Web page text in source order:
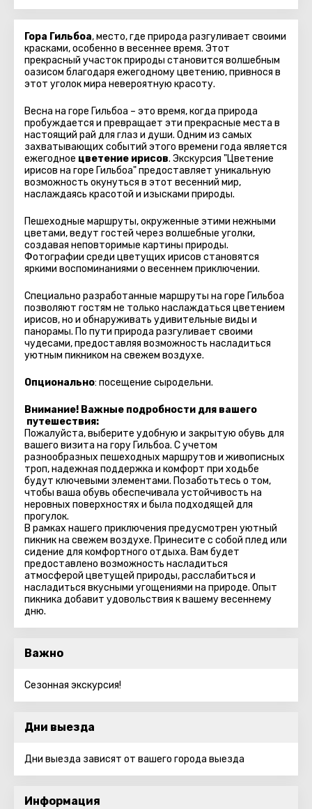
Гора Гильбоа, место, где природа разгуливает своими
красками, особенно в весеннее время. Этот
прекрасный участок природы становится волшебным
оазисом благодаря ежегодному цветению, привнося в
этот уголок мира невероятную красоту.
Весна на горе Гильбоа – это время, когда природа
пробуждается и превращает эти прекрасные места в
настоящий рай для глаз и души. Одним из самых
захватывающих событий этого времени года является
ежегодное цветение ирисов. Экскурсия "Цветение
ирисов на горе Гильбоа" предоставляет уникальную
возможность окунуться в этот весенний мир,
наслаждаясь красотой и изысками природы.
Пешеходные маршруты, окруженные этими нежными
цветами, ведут гостей через волшебные уголки,
создавая неповторимые картины природы.
Фотографии среди цветущих ирисов становятся
яркими воспоминаниями о весеннем приключении.
Специально разработанные маршруты на горе Гильбоа
позволяют гостям не только наслаждаться цветением
ирисов, но и обнаруживать удивительные виды и
панорамы. По пути природа разгуливает своими
чудесами, предоставляя возможность насладиться
уютным пикником на свежем воздухе.
Опционально: посещение сыродельни.
Внимание! Важные подробности для вашего
путешествия:
Пожалуйста, выберите удобную и закрытую обувь для
вашего визита на гору Гильбоа. С учетом
разнообразных пешеходных маршрутов и живописных
троп, надежная поддержка и комфорт при ходьбе
будут ключевыми элементами. Позаботьтесь о том,
чтобы ваша обувь обеспечивала устойчивость на
неровных поверхностях и была подходящей для
прогулок.
В рамках нашего приключения предусмотрен уютный
пикник на свежем воздухе. Принесите с собой плед или
сидение для комфортного отдыха. Вам будет
предоставлено возможность насладиться
атмосферой цветущей природы, расслабиться и
насладиться вкусными угощениями на природе. Опыт
пикника добавит удовольствия к вашему весеннему
дню.
Важно
Сезонная экскурсия!
Дни выезда
Дни выезда зависят от вашего города выезда
Информация